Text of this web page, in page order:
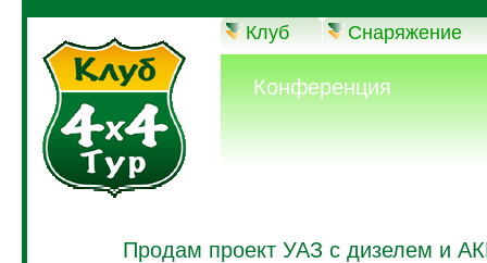
Клуб Снаряжение
Конференция
Продам проект УАЗ с дизелем и